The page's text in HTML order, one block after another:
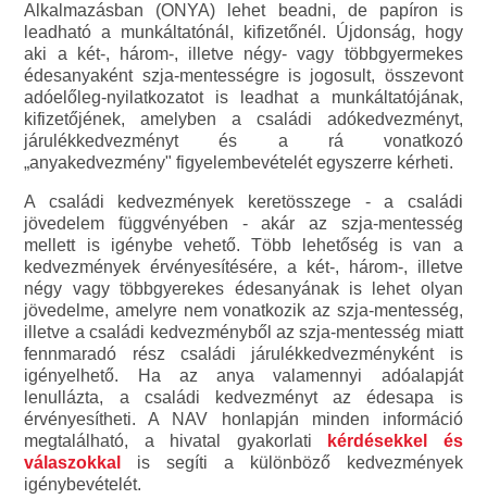
Alkalmazásban (ONYA) lehet beadni, de papíron is
leadható a munkáltatónál, kifizetőnél. Újdonság, hogy
aki a két-, három-, illetve négy- vagy többgyermekes
édesanyaként szja-mentességre is jogosult, összevont
adóelőleg-nyilatkozatot is leadhat a munkáltatójának,
kifizetőjének, amelyben a családi adókedvezményt,
járulékkedvezményt és a rá vonatkozó
„anyakedvezmény" figyelembevételét egyszerre kérheti.
A családi kedvezmények keretösszege - a családi
jövedelem függvényében - akár az szja-mentesség
mellett is igénybe vehető. Több lehetőség is van a
kedvezmények érvényesítésére, a két-, három-, illetve
négy vagy többgyerekes édesanyának is lehet olyan
jövedelme, amelyre nem vonatkozik az szja-mentesség,
illetve a családi kedvezményből az szja-mentesség miatt
fennmaradó rész családi járulékkedvezményként is
igényelhető. Ha az anya valamennyi adóalapját
lenullázta, a családi kedvezményt az édesapa is
érvényesítheti. A NAV honlapján minden információ
megtalálható, a hivatal gyakorlati
kérdésekkel és
válaszokkal
is segíti a különböző kedvezmények
igénybevételét.